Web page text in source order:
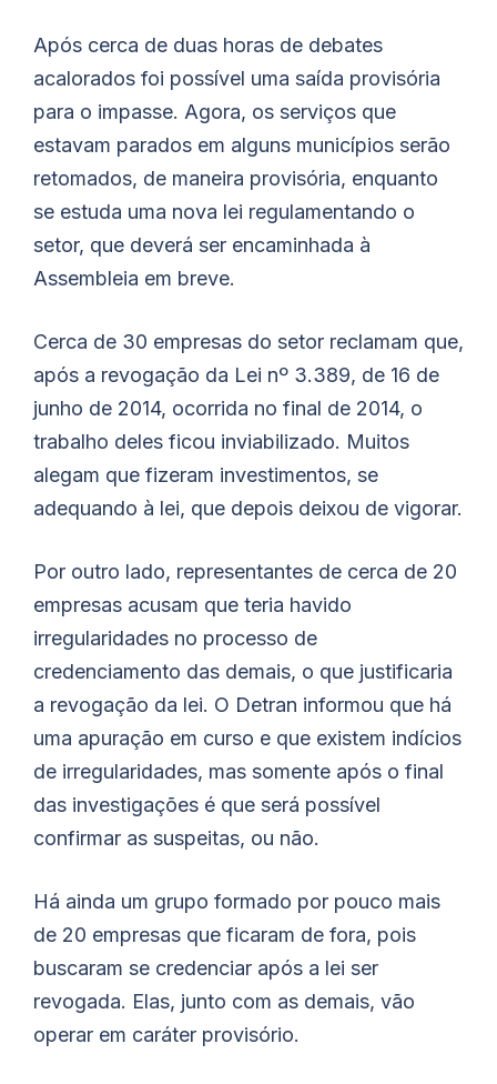
Após cerca de duas horas de debates
acalorados foi possível uma saída provisória
para o impasse. Agora, os serviços que
estavam parados em alguns municípios serão
retomados, de maneira provisória, enquanto
se estuda uma nova lei regulamentando o
setor, que deverá ser encaminhada à
Assembleia em breve.
Cerca de 30 empresas do setor reclamam que,
após a revogação da Lei nº 3.389, de 16 de
junho de 2014, ocorrida no final de 2014, o
trabalho deles ficou inviabilizado. Muitos
alegam que fizeram investimentos, se
adequando à lei, que depois deixou de vigorar.
Por outro lado, representantes de cerca de 20
empresas acusam que teria havido
irregularidades no processo de
credenciamento das demais, o que justificaria
a revogação da lei. O Detran informou que há
uma apuração em curso e que existem indícios
de irregularidades, mas somente após o final
das investigações é que será possível
confirmar as suspeitas, ou não.
Há ainda um grupo formado por pouco mais
de 20 empresas que ficaram de fora, pois
buscaram se credenciar após a lei ser
revogada. Elas, junto com as demais, vão
operar em caráter provisório.